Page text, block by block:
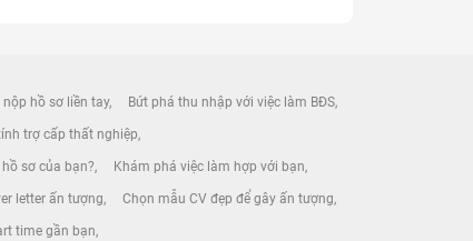
hồ sơ liền tay Bứt phá thu nhập với việc làm BĐS
trợ cấp thất nghiệp
sơ của bạn? Khám phá việc làm hợp với bạn
letter ấn tượng Chọn mẫu CV đẹp để gây ấn tượng
time gần bạn